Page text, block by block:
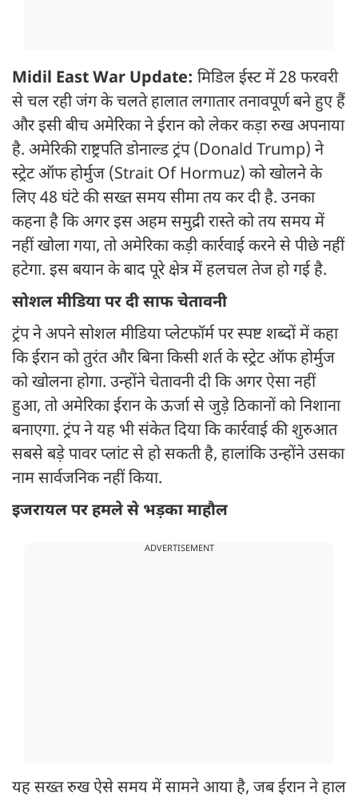
Midil East War Update: मिडिल ईस्ट में 28 फरवरी
से चल रही जंग के चलते हालात लगातार तनावपूर्ण बने हुए हैं
और इसी बीच अमेरिका ने ईरान को लेकर कड़ा रुख अपनाया
है. अमेरिकी राष्ट्रपति डोनाल्ड ट्रंप (Donald Trump) ने
स्ट्रेट ऑफ होर्मुज (Strait Of Hormuz) को खोलने के
लिए 48 घंटे की सख्त समय सीमा तय कर दी है. उनका
कहना है कि अगर इस अहम समुद्री रास्ते को तय समय में
नहीं खोला गया, तो अमेरिका कड़ी कार्रवाई करने से पीछे नहीं
हटेगा. इस बयान के बाद पूरे क्षेत्र में हलचल तेज हो गई है.
सोशल मीडिया पर दी साफ चेतावनी
ट्रंप ने अपने सोशल मीडिया प्लेटफॉर्म पर स्पष्ट शब्दों में कहा
कि ईरान को तुरंत और बिना किसी शर्त के स्ट्रेट ऑफ होर्मुज
को खोलना होगा. उन्होंने चेतावनी दी कि अगर ऐसा नहीं
हुआ, तो अमेरिका ईरान के ऊर्जा से जुड़े ठिकानों को निशाना
बनाएगा. ट्रंप ने यह भी संकेत दिया कि कार्रवाई की शुरुआत
सबसे बड़े पावर प्लांट से हो सकती है, हालांकि उन्होंने उसका
नाम सार्वजनिक नहीं किया.
इजरायल पर हमले से भड़का माहौल
ADVERTISEMENT
यह सख्त रुख ऐसे समय में सामने आया है, जब ईरान ने हाल